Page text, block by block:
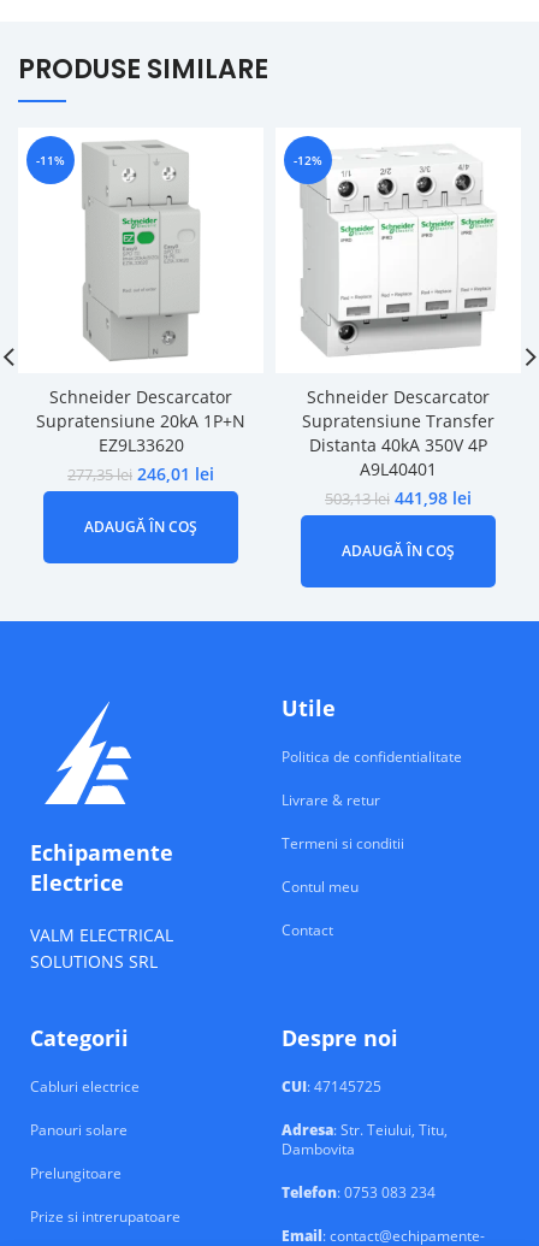
PRODUSE SIMILARE
-11%
Schneider Descarcator
Supratensiune 20kA 1P+N
EZ9L33620
277,35lei 246,01 lei
ADAUGĂ ÎN COȘ
-12%
Schneider Descarcator
Supratensiune Transfer
Distanta 40kA 350V 4P
A9L40401
503,13lei 441,98 lei
ADAUGĂ ÎN COȘ
Echipamente
Electrice
VALM ELECTRICAL
SOLUTIONS SRL
Utile
Politica de confidentialitate
Livrare & retur
Termeni si conditii
Contul meu
Contact
Categorii
Cabluri electrice
Panouri solare
Prelungitoare
Prize si intrerupatoare
Despre noi
CUI: 47145725
Adresa: Str. Teiului, Titu,
Dambovita
Telefon: 0753 083 234
Email: contact@echipamente-